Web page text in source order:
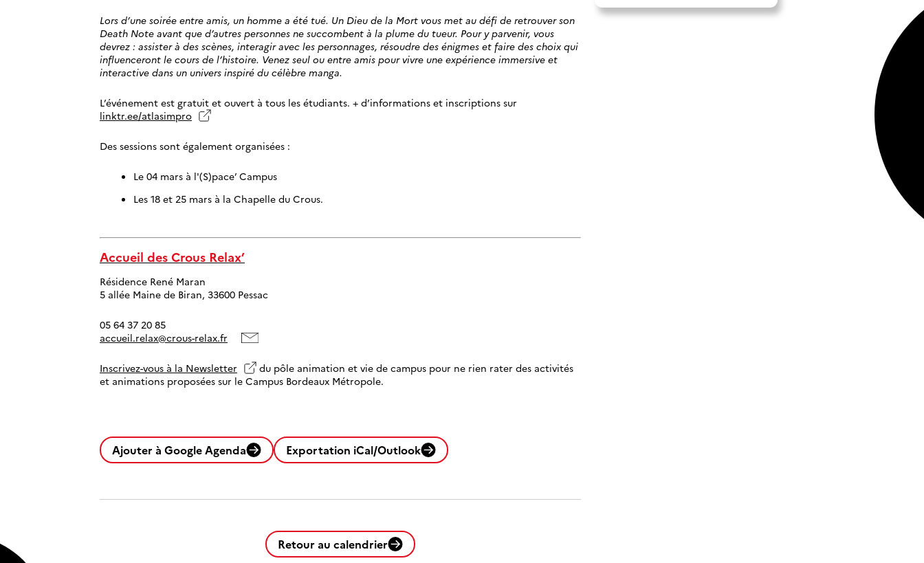
Lors d’une soirée entre amis, un homme a été tué. Un Dieu de la Mort vous met au défi de retrouver son
Death Note avant que d’autres personnes ne succombent à la plume du tueur. Pour y parvenir, vous
devrez : assister à des scènes, interagir avec les personnages, résoudre des énigmes et faire des choix qui
influenceront le cours de l’histoire. Venez seul ou entre amis pour vivre une expérience immersive et
interactive dans un univers inspiré du célèbre manga.
L’événement est gratuit et ouvert à tous les étudiants. + d’informations et inscriptions sur
linktr.ee/atlasimpro
Des sessions sont également organisées :
Le 04 mars à l'(S)pace’ Campus
Les 18 et 25 mars à la Chapelle du Crous.
Accueil des Crous Relax’
Résidence René Maran
5 allée Maine de Biran, 33600 Pessac
05 64 37 20 85
accueil.relax@crous-relax.fr
Inscrivez-vous à la Newsletter
du pôle animation et vie de campus pour ne rien rater des activités
et animations proposées sur le Campus Bordeaux Métropole.
Ajouter à Google Agenda Exportation iCal/Outlook
Retour au calendrier